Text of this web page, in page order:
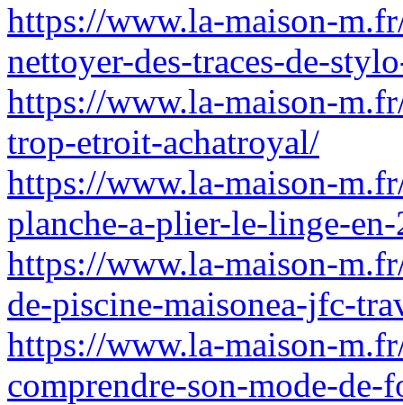
https://www.la-maison-
nettoyer-des-traces-de-
https://www.la-maison-
trop-etroit-achatroyal/
https://www.la-maison-
planche-a-plier-le-linge-
https://www.la-maison-
de-piscine-maisonea-jfc-
https://www.la-maison-
comprendre-son-mode-